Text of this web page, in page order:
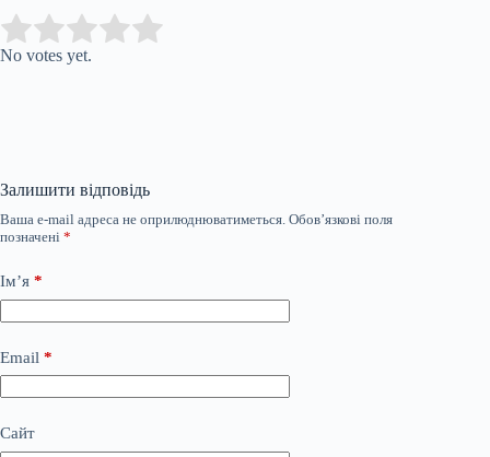
Rate this item:
No votes yet.
Залишити відповідь
Ваша e-mail адреса не оприлюднюватиметься. Обов’язкові поля
позначені *
Ім’я *
Email *
Сайт